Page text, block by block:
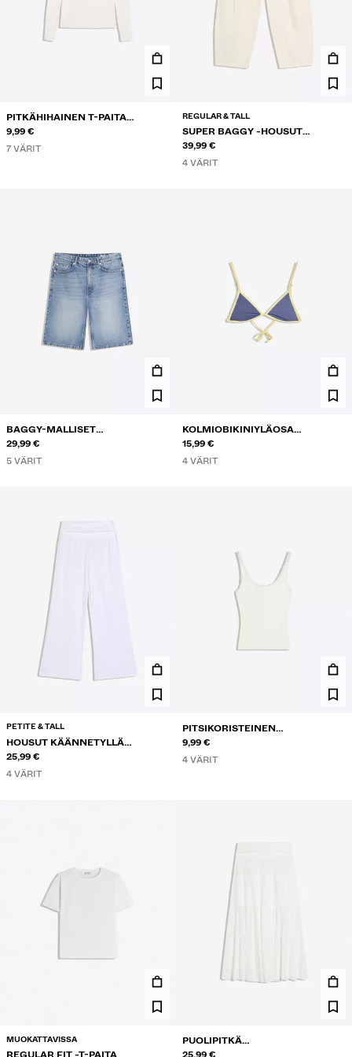
PITKÄHIHAINEN T-PAITA
PYÖREÄLLÄ KAULA-AUKOLLA
9,99 €
7 VÄRIT
REGULAR & TALL
SUPER BAGGY -HOUSUT
PELLAVASEKOITETTA
39,99 €
4 VÄRIT
BAGGY-MALLISET
FARKKUBERMUDASHORTSIT
29,99 €
5 VÄRIT
KOLMIOBIKINIYLÄOSA
KONTRASTILLA
15,99 €
4 VÄRIT
PETITE & TALL
HOUSUT KÄÄNNETYLLÄ
VYÖTÄRÖLLÄ
25,99 €
4 VÄRIT
PITSIKORISTEINEN
OLKAINTOPPI NAPPIKAULA-
AUKOLLA
9,99 €
4 VÄRIT
MUOKATTAVISSA
PUOLIPITKÄ